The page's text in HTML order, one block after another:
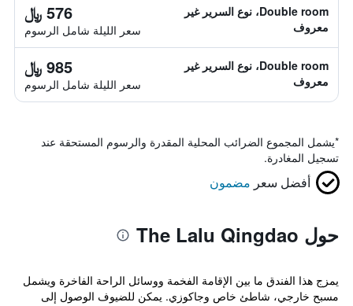
Double room، نوع السرير غير
معروف
576 ﷼
سعر الليلة شامل الرسوم
Double room، نوع السرير غير
معروف
985 ﷼
سعر الليلة شامل الرسوم
*يشمل المجموع الضرائب المحلية المقدرة والرسوم المستحقة عند
تسجيل المغادرة.
أفضل سعر مضمون
حول The Lalu Qingdao
يمزج هذا الفندق ما بين الإقامة الفخمة ووسائل الراحة الفاخرة ويشمل
مسبح خارجي، شاطئ خاص وجاكوزي. يمكن للضيوف الوصول إلى